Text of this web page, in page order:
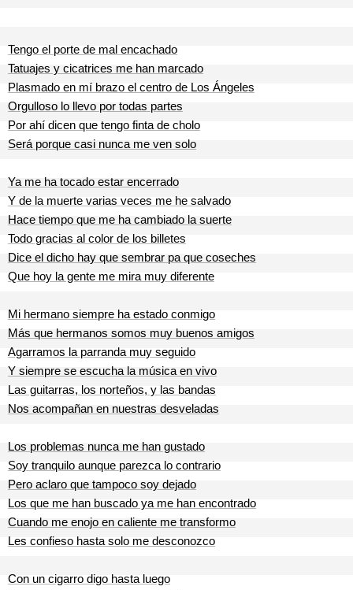
Tengo el porte de mal encachado
Tatuajes y cicatrices me han marcado
Plasmado en mí brazo el centro de Los Ángeles
Orgulloso lo llevo por todas partes
Por ahí dicen que tengo finta de cholo
Será porque casi nunca me ven solo
Ya me ha tocado estar encerrado
Y de la muerte varias veces me he salvado
Hace tiempo que me ha cambiado la suerte
Todo gracias al color de los billetes
Dice el dicho hay que sembrar pa que coseches
Que hoy la gente me mira muy diferente
Mi hermano siempre ha estado conmigo
Más que hermanos somos muy buenos amigos
Agarramos la parranda muy seguido
Y siempre se escucha la música en vivo
Las guitarras, los norteños, y las bandas
Nos acompañan en nuestras desveladas
Los problemas nunca me han gustado
Soy tranquilo aunque parezca lo contrario
Pero aclaro que tampoco soy dejado
Los que me han buscado ya me han encontrado
Cuando me enojo en caliente me transformo
Les confieso hasta solo me desconozco
Con un cigarro digo hasta luego